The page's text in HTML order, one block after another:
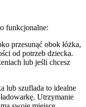
funkcjonalne:
przesunąć obok łóżka,
od potrzeb dziecka.
lub jeśli chcesz
lub szuflada to idealne
Utrzymanie